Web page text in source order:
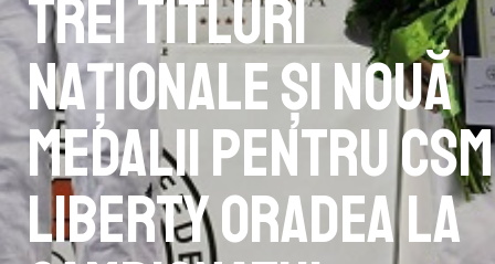
Trei titluri
naționale și nouă
medalii pentru CSM
Liberty Oradea la